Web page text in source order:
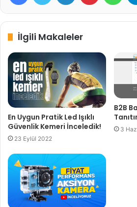
İlgili Makaleler
En Uygun Pratik Led Işıklı
Güvenlik Kemeri İnceledik!
23 Eylül 2022
B2B
3